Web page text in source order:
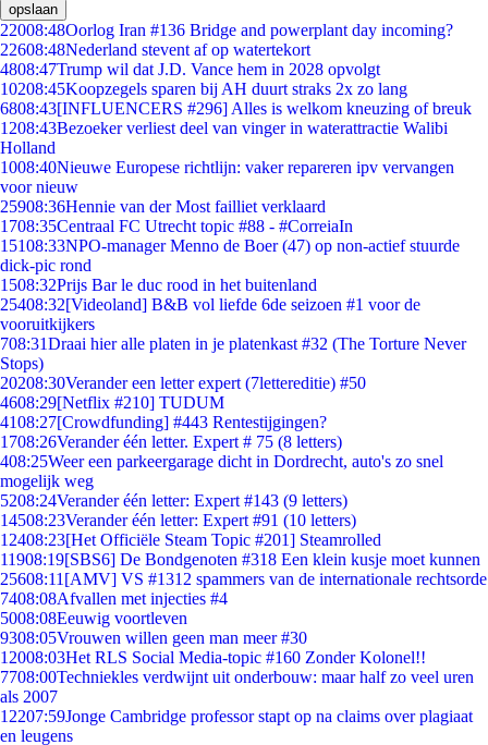
opslaan
22008:48Oorlog Iran #136 Bridge and powerplant day incoming?
22608:48Nederland stevent af op watertekort
4808:47Trump wil dat J.D. Vance hem in 2028 opvolgt
10208:45Koopzegels sparen bij AH duurt straks 2x zo lang
6808:43[INFLUENCERS #296] Alles is welkom kneuzing of breuk
1208:43Bezoeker verliest deel van vinger in waterattractie Walibi
Holland
1008:40Nieuwe Europese richtlijn: vaker repareren ipv vervangen
voor nieuw
25908:36Hennie van der Most failliet verklaard
1708:35Centraal FC Utrecht topic #88 - #CorreiaIn
15108:33NPO-manager Menno de Boer (47) op non-actief stuurde
dick-pic rond
1508:32Prijs Bar le duc rood in het buitenland
25408:32[Videoland] B&B vol liefde 6de seizoen #1 voor de
vooruitkijkers
708:31Draai hier alle platen in je platenkast #32 (The Torture Never
Stops)
20208:30Verander een letter expert (7lettereditie) #50
4608:29[Netflix #210] TUDUM
4108:27[Crowdfunding] #443 Rentestijgingen?
1708:26Verander één letter. Expert # 75 (8 letters)
408:25Weer een parkeergarage dicht in Dordrecht, auto's zo snel
mogelijk weg
5208:24Verander één letter: Expert #143 (9 letters)
14508:23Verander één letter: Expert #91 (10 letters)
12408:23[Het Officiële Steam Topic #201] Steamrolled
11908:19[SBS6] De Bondgenoten #318 Een klein kusje moet kunnen
25608:11 [AMV] VS #1312 spammers van de internationale rechtsorde
7408:08Afvallen met injecties #4
5008:08Eeuwig voortleven
9308:05Vrouwen willen geen man meer #30
12008:03Het RLS Social Media-topic #160 Zonder Kolonel!!
7708:00Techniekles verdwijnt uit onderbouw: maar half zo veel uren
als 2007
12207:59Jonge Cambridge professor stapt op na claims over plagiaat
en leugens